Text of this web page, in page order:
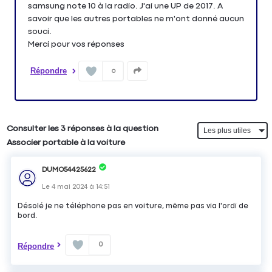
samsung note 10 à la radio. J'ai une UP de 2017. A
savoir que les autres portables ne m'ont donné aucun
souci.
Merci pour vos réponses
Répondre 0
Consulter les 3 réponses à la question
Associer portable à la voiture
DUMO54425622
Le4 mai 2024 à14:51
Désolé je ne téléphone pas en voiture, même pas via l'ordi de
bord.
Répondre 0